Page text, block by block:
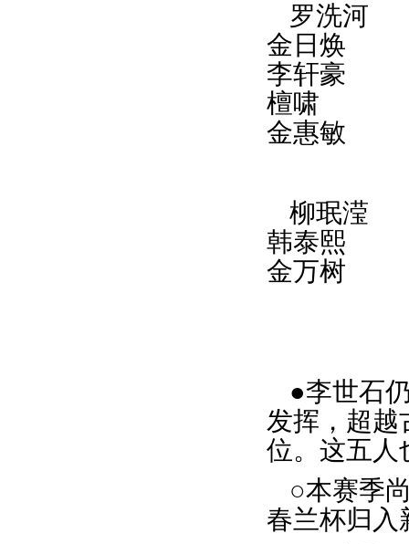
罗洗河
金日焕
李轩豪
檀啸
金惠敏
柳珉滢
韩泰熙
金万树
●李世石
发挥，超越
位。这五人
○本赛季
春兰杯归入